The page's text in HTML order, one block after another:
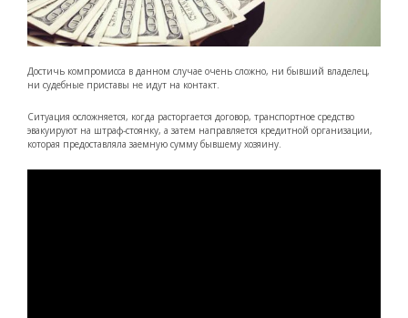
Достичь компромисса в данном случае очень сложно, ни бывший владелец,
ни судебные приставы не идут на контакт.
Ситуация осложняется, когда расторгается договор, транспортное средство
эвакуируют на штраф-стоянку, а затем направляется кредитной организации,
которая предоставляла заемную сумму бывшему хозяину.